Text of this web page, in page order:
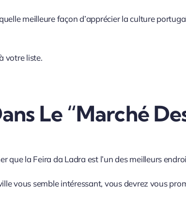
meilleure façon d’apprécier la culture
votre liste.
Le “marché
que la Feira da Ladra est l’un des meilleurs
vous semble intéressant, vous devrez vous